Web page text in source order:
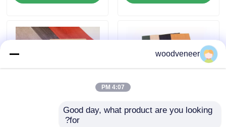
قشرة الخشب الطبيعي
1.6 ملم الخشب الملون
woodveneer
4:07 PM
Good day, what product are you looking
for?